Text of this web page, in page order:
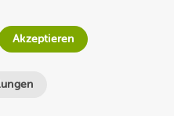
Akzeptieren